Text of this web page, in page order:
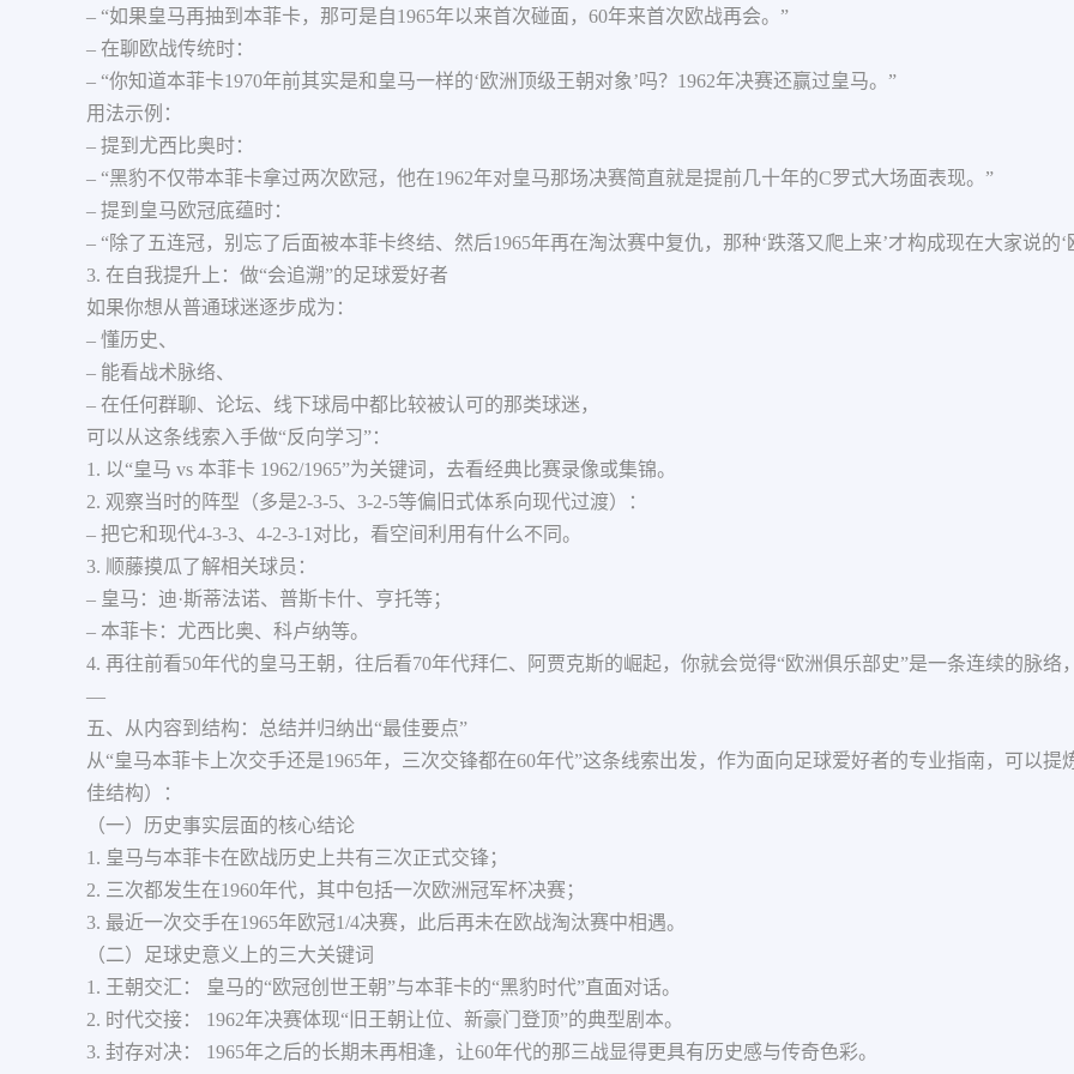
– “如果皇马再抽到本菲卡，那可是自1965年以来首次碰面，60年来首次欧战再会。”
– 在聊欧战传统时：
– “你知道本菲卡1970年前其实是和皇马一样的‘欧洲顶级王朝对象’吗？1962年决赛还赢过皇马。”
用法示例：
– 提到尤西比奥时：
– “黑豹不仅带本菲卡拿过两次欧冠，他在1962年对皇马那场决赛简直就是提前几十年的C罗式大场面表现。”
– 提到皇马欧冠底蕴时：
– “除了五连冠，别忘了后面被本菲卡终结、然后1965年再在淘汰赛中复仇，那种‘跌落又爬上来’才构成现在大家说的‘
3. 在自我提升上：做“会追溯”的足球爱好者
如果你想从普通球迷逐步成为：
– 懂历史、
– 能看战术脉络、
– 在任何群聊、论坛、线下球局中都比较被认可的那类球迷，
可以从这条线索入手做“反向学习”：
1. 以“皇马 vs 本菲卡 1962/1965”为关键词，去看经典比赛录像或集锦。
2. 观察当时的阵型（多是2-3-5、3-2-5等偏旧式体系向现代过渡）：
– 把它和现代4-3-3、4-2-3-1对比，看空间利用有什么不同。
3. 顺藤摸瓜了解相关球员：
– 皇马：迪·斯蒂法诺、普斯卡什、亨托等；
– 本菲卡：尤西比奥、科卢纳等。
4. 再往前看50年代的皇马王朝，往后看70年代拜仁、阿贾克斯的崛起，你就会觉得“欧洲俱乐部史”是一条连续的脉络
—
五、从内容到结构：总结并归纳出“最佳要点”
从“皇马本菲卡上次交手还是1965年，三次交锋都在60年代”这条线索出发，作为面向足球爱好者的专业指南，可以
佳结构）：
（一）历史事实层面的核心结论
1. 皇马与本菲卡在欧战历史上共有三次正式交锋；
2. 三次都发生在1960年代，其中包括一次欧洲冠军杯决赛；
3. 最近一次交手在1965年欧冠1/4决赛，此后再未在欧战淘汰赛中相遇。
（二）足球史意义上的三大关键词
1. 王朝交汇： 皇马的“欧冠创世王朝”与本菲卡的“黑豹时代”直面对话。
2. 时代交接： 1962年决赛体现“旧王朝让位、新豪门登顶”的典型剧本。
3. 封存对决： 1965年之后的长期未再相逢，让60年代的那三战显得更具有历史感与传奇色彩。